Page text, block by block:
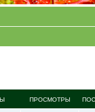
ПРОСМОТРЫ